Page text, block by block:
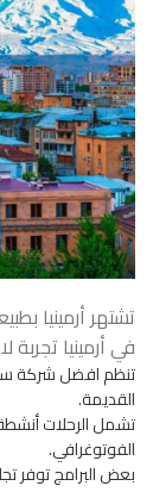
تشتهر أرمينيا
في أرمينيا
تنظم افضل شركة
القديمة.
تشمل الرحلات
الفوتوغرافي.
بعض البرامج توفر